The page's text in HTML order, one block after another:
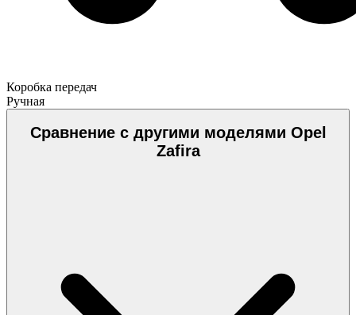
Коробка передач
Ручная
Сравнение с другими моделями Opel
Zafira